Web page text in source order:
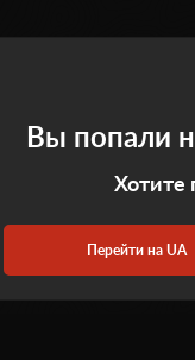
Вы попали
Хотите
Перейти на UA